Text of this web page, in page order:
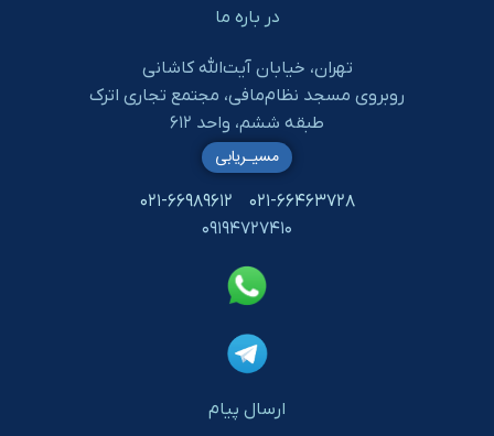
در باره ما
تهران، خیابان آیت‌الله کاشانی
روبروی مسجد نظام‌مافی، مجتمع تجاری اترک
طبقه ششم، واحد ۶۱۲
۰۲۱-۶۶۴۶۳۷۲۸
۰۲۱-۶۶۹۸۹۶۱۲
۰۹۱۹۴۷۲۷۴۱۰
ارسال پیام
مسیـریابی